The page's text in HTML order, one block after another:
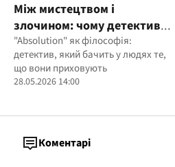
Між мистецтвом і
злочином: чому детектив
називає себе перекладачем
людської темряви
"Absolution" як філософія:
детектив, який бачить у людях те,
що вони приховують
28.05.2026 14:00
Коментарі